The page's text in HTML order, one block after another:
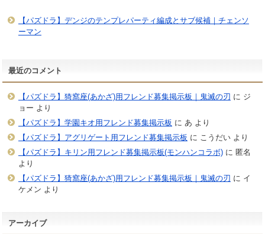
【パズドラ】デンジのテンプレパーティ編成とサブ候補｜チェンソ
ーマン
最近のコメント
【パズドラ】猗窩座(あかざ)用フレンド募集掲示板｜鬼滅の刃 に ジ
ョー より
【パズドラ】学園キオ用フレンド募集掲示板 に あ より
【パズドラ】アグリゲート用フレンド募集掲示板 に こうだいより
【パズドラ】キリン用フレンド募集掲示板(モンハンコラボ)に 匿名
より
【パズドラ】猗窩座(あかざ)用フレンド募集掲示板｜鬼滅の刃 に イ
ケメン より
アーカイブ